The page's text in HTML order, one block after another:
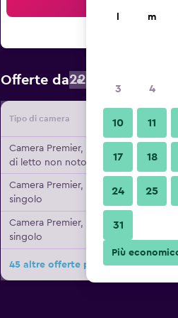
Offerte da226 € Prezzo a
Tipo di camera Fornitore
Camera Premier, Tipo
di letto non noto
Camera Premier, 1 letto
singolo
Camera Premier, 1 letto
singolo
45 altre offerte per The Oberoi
m
3 4
10 11
17 18
24 25
31
Più